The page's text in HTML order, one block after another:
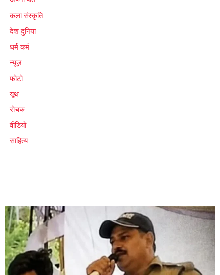
कला संस्कृति
देश दुनिया
धर्म कर्म
न्यूज़
फोटो
यूथ
रोचक
वीडियो
साहित्य